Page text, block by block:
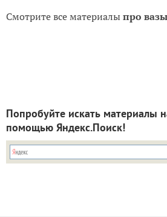
Смотрите все материалыпро вазы
Попробуйте искать материалы
помощью Яндекс.Поиск!